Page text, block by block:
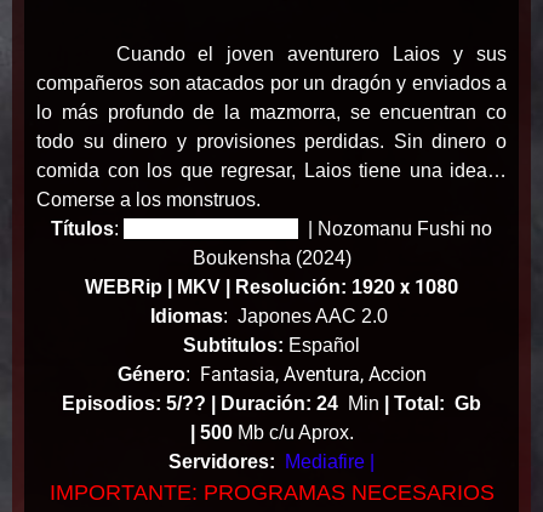
Cuando el joven aventurero Laios y sus
compañeros son atacados por un dragón y enviados a
lo más profundo de la mazmorra, se encuentran co
todo su dinero y provisiones perdidas. Sin dinero o
comida con los que regresar, Laios tiene una idea…
Comerse a los monstruos.
Títulos:
| Nozomanu Fushi no
Boukensha (2024)
WEBRip | MKV | Resolución: 1920 x 1080
Idiomas: Japones AAC 2.0
Subtitulos: Español
Género: Fantasia, Aventura, Accion
Episodios: 5/?? | Duración: 24 Min
Total: Gb
500Mb c/u Aprox.
Servidores:
Mediafire |
IMPORTANTE: PROGRAMAS NECESARIOS